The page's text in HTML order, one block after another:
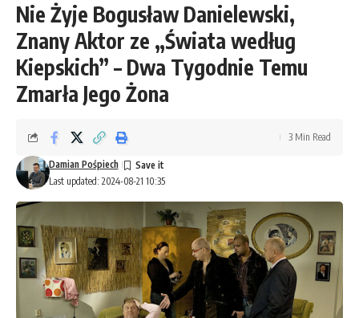
Nie Żyje Bogusław Danielewski,
Znany Aktor ze „Świata według
Kiepskich” – Dwa Tygodnie Temu
Zmarła Jego Żona
Last updated: 2024-08-21 10:35
Damian Pośpiech
3 Min Read